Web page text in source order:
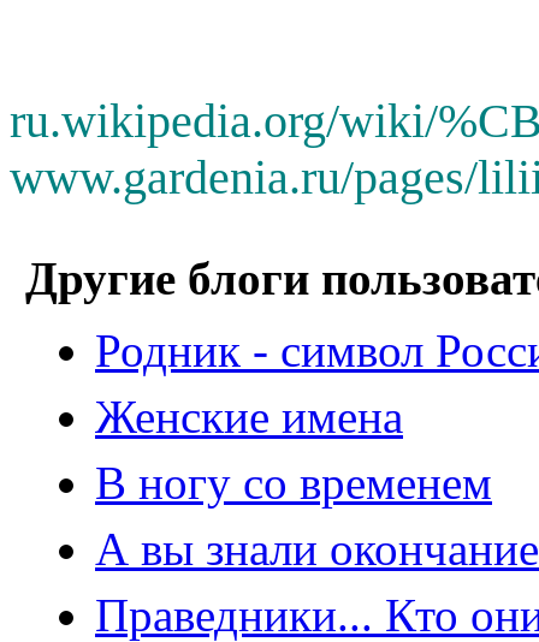
ru.wikipedia.org/wiki/
www.gardenia.ru/pages/
Другие блоги
Родник - символ
Женские имена
В ногу со временем
А вы знали
Праведники... Кто